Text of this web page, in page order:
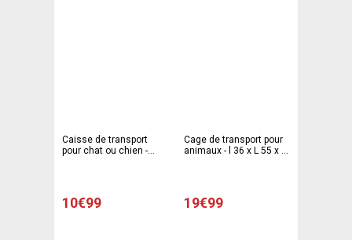
Caisse de transport
pour chat ou chien -
10€99
Cage de transport pour
animaux - l 36 x L 55 x H
19€99